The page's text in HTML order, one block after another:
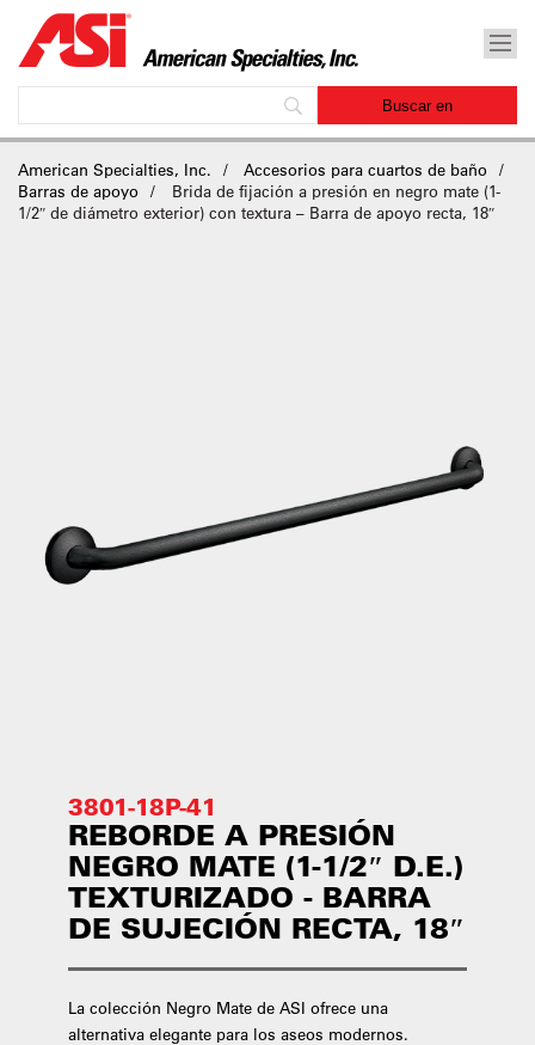
American Specialties, Inc.
Accesorios para cuartos de baño
Barras de apoyo
Brida de fijación a presión en negro mate (1-
1/2″ de diámetro exterior) con textura – Barra de apoyo recta, 18″
3801-18P-41
REBORDE A PRESIÓN
NEGRO MATE (1-1/2″ D.E.)
TEXTURIZADO - BARRA
DE SUJECIÓN RECTA, 18″
La colección Negro Mate de ASI ofrece una
alternativa elegante para los aseos modernos.